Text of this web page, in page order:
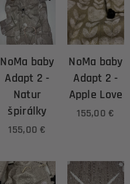
NoMa baby
Adapt 2 -
Natur
špirálky
155,00 €
NoMa baby
Adapt 2 -
Apple Love
155,00 €